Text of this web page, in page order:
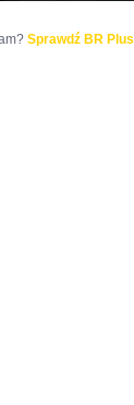
Sprawdź BR Plus